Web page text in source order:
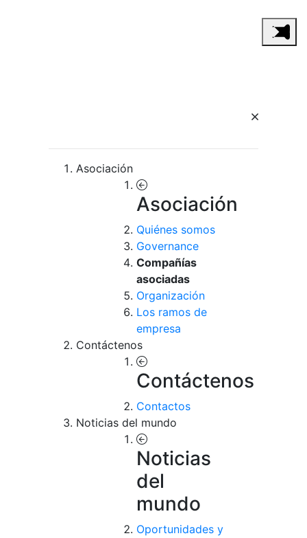
Asociación
Asociación
Quiénes somos
Governance
Compañías
asociadas
Organización
Los ramos de
empresa
Contáctenos
Contáctenos
Contactos
Noticias del mundo
Noticias
del
mundo
Oportunidades y